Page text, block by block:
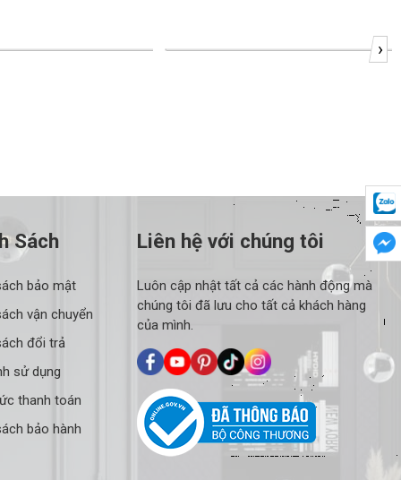
›
Sách
bảo mật
vận chuyển
đổi trả
sử dụng
thanh toán
bảo hành
Liên hệ với chúng tôi
Luôn cập nhật tất cả các hành động mà
chúng tôi đã lưu cho tất cả khách hàng
của mình.